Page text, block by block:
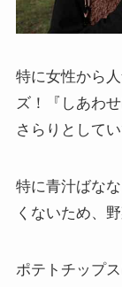
特に女性から
ズ！『しあわ
さらりとして
特に青汁ばな
くないため、
ポテトチップ